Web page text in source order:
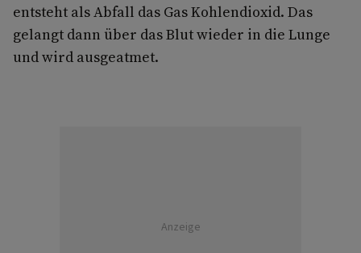
entsteht als Abfall das Gas Kohlendioxid. Das
gelangt dann über das Blut wieder in die Lunge
und wird ausgeatmet.
Anzeige